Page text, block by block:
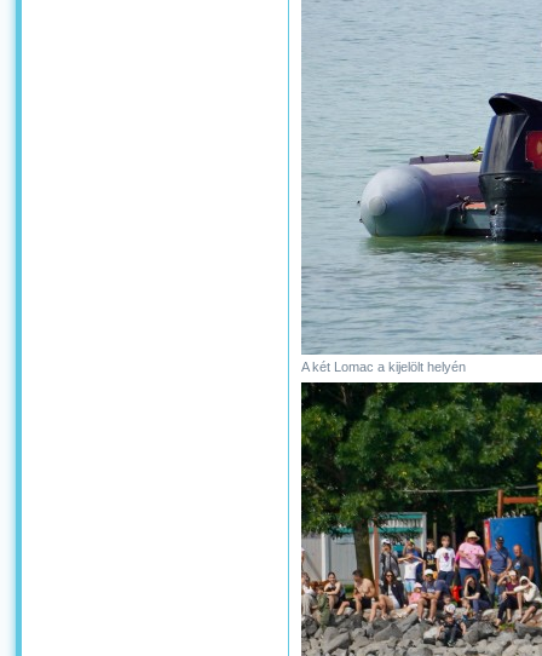
A két Lomac a kijelölt helyén